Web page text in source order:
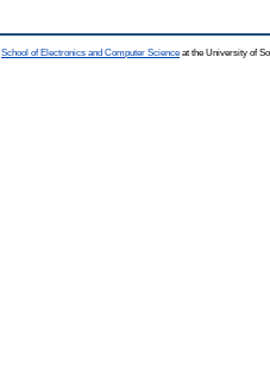
School of Electronics and Computer Science at the University of